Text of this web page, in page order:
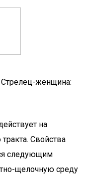
женщина:
на
Свойства
следующим
щелочную среду